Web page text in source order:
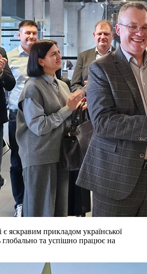
яскравим прикладом української
глобально та успішно працює на